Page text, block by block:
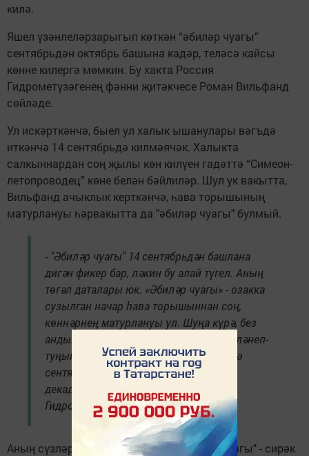
килә.
Яшел үзәнлеләрзарыгып көткән “әбиләр чуагы”
сентябрьдән октябрь башына кадәр, теләсә кайсы
көнне килергә мөмкин. Бу хакта Россия
Гидрометүзәгенең фәнни җитәкчесе Роман Вильфанд
сөйләде.
Ул искәрткәнчә, быел ул халык ышанулары вәгъдә
иткәнчә 14 сентябрьдә килмәячәк. Халыкта
салкыннардан соң җылы көн килүен гадәттә “Симеон-
летопроводец” көне белән бәйлиләр. Шул ук вакытта,
Вильфанд ачыклык керткәнчә, һава торышының
матурлануы һәрвакытта да "әбиләр чуагы" булмый.
- "Әбиләр чуагы" 14 сентябрьдән башлана
дигән фикер бар, ләкин бу алай түгел. Аның
төгәл даталары юк. «Әбиләр чуагы» - озакка
сузылган начар һава торышыннан соң,
көннәрнең матурлануы ул. Шуңа күрә, без
андый көннәргә сөенгәнче алдан юешләнеп-
туңып алырга туры киләчәк. Ул гадәттә
сентябрьдә яки октябрьнең беренче
декадасында килә, - дип уртаклашты
Гидрометүзәк җитәкчесе.
Аның сүзләренчә, метеорологик "әбиләр чуагы" - сирәк